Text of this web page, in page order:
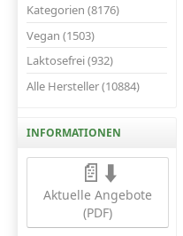
Kategorien (8176)
Vegan (1503)
Laktosefrei (932)
Alle Hersteller (10884)
INFORMATIONEN
📄⬇️
Aktuelle Angebote
(PDF)